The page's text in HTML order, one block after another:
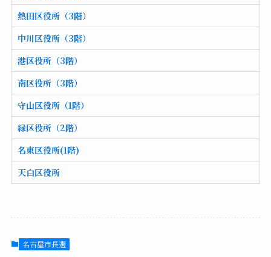
熱田区役所（3階）
中川区役所（3階）
港区役所（3階）
南区役所（3階）
守山区役所（1階）
緑区役所（2階）
名東区役所(1階)
天白区役所
名古屋市長選